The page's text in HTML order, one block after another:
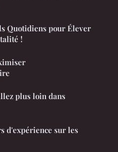
Quotidiens pour Élever
!
plus loin dans
d'expérience sur les